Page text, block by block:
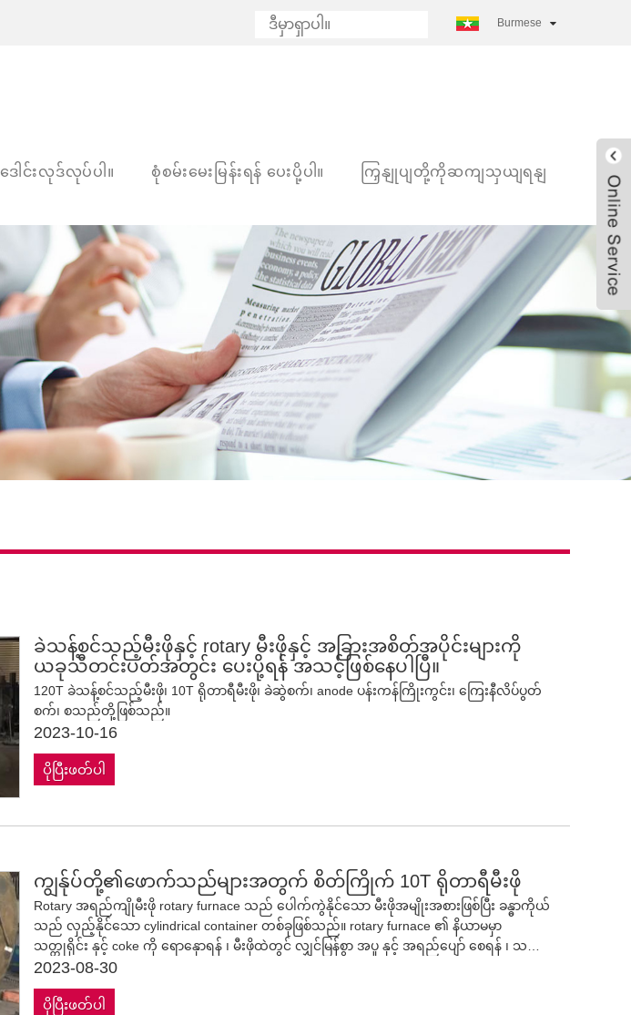
Burmese
ဒေါင်းလုဒ်လုပ်ပါ။ စုံစမ်းမေးမြန်းရန် ပေးပို့ပါ။ ကြှနျုပျတို့ကိုဆကျသှယျရနျ
ခဲသန့်စင်သည့်မီးဖိုနှင့် rotary မီးဖိုနှင့် အခြားအစိတ်အပိုင်းများကို
ယခုသီတင်းပတ်အတွင်း ပေးပို့ရန် အသင့်ဖြစ်နေပါပြီ။
120T ခဲသန့်စင်သည့်မီးဖို၊ 10T ရိုတာရီမီးဖို၊ ခဲဆွဲစက်၊ anode ပန်းကန်ကြိုးကွင်း၊ ကြေးနီလိပ်ပွတ်
စက်၊ စသည်တို့ဖြစ်သည်။
2023-10-16
ပိုပြီးဖတ်ပါ
ကျွန်ုပ်တို့၏ဖောက်သည်များအတွက် စိတ်ကြိုက် 10T ရိုတာရီမီးဖို
Rotary အရည်ကျိုမီးဖို rotary furnace သည် ပေါက်ကွဲနိုင်သော မီးဖိုအမျိုးအစားဖြစ်ပြီး ခန္ဓာကိုယ်
သည် လှည့်နိုင်သော cylindrical container တစ်ခုဖြစ်သည်။ rotary furnace ၏ နိယာမမှာ
သတ္တုရိုင်း နှင့် coke ကို ရောနှောရန် ၊ မီးဖိုထဲတွင် လျှင်မြန်စွာ အပူ နှင့် အရည်ပျော် စေရန် ၊ သတ္တု
နှင့် အညစ်အကြေး များကို ခွဲထုတ်ရန် ၊ မြင့်မားသော အပူချိန် နှင့် မြန်နှုန်းမြင့် Redox ၏ အာနိသင်
ကို အသုံးပြု ရမည် ။ rotary furnace ၏ အတွင်းပိုင်း အစိတ်အပိုင်းများကို မတူညီသော ဧရိယာ
များအဖြစ် ပိုင်းခြားထားပြီး အပေါ်ဆုံးအလွှာသည် လောင်ကျွမ်းဇုန်ဖြစ်ပြီး၊ အပူချိန်မြင့်ပြီး ဖိအား
2023-08-30
ပိုပြီးဖတ်ပါ